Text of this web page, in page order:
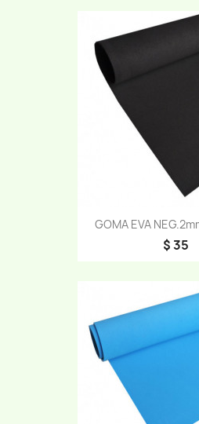
GOMA EVA
$ 35